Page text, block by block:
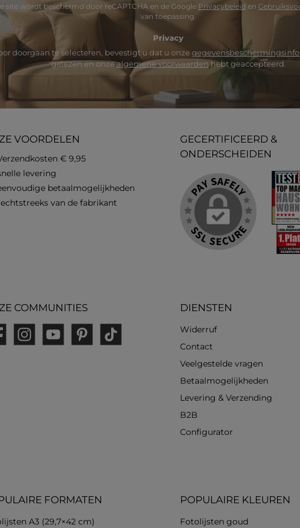
site wordt beschermd door reCAPTCHA en de Google Privacybeleid en
van toepassing.
Privacy
doorgaan te selecteren, bevestigt u dat u onze
gelezen en onzealgemene voorwaarden hebt geaccepteerd.
DIENSTEN
Widerruf
Contact
Veelgestelde vragen
Betaalmogelijkheden
Levering & Verzending
B2B
Configurator
FORMATEN
A3 (29,7×42 cm)
POPULAIRE KLEUREN
Fotolijsten goud
GECERTIFICEERD &
ONDERSCHEIDEN
VOORDELEN
€ 9,95
levering
betaalmogelijkheden
van de fabrikant
COMMUNITIES
InstagramYouTube PinterestTikTok